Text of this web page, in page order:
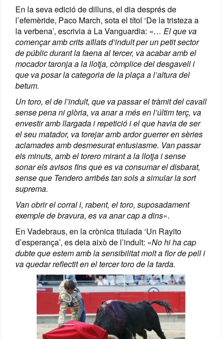
En la seva edició de dilluns, el dia després de
l’efemèride, Paco March, sota el títol ‘De la tristeza a
la verbena’, escrivia a La Vanguardia: «… El que va
començar amb crits aïllats d’indult per un petit sector
de públic durant la faena al tercer, va acabar amb el
mocador taronja a la llotja, còmplice del desgavell i
que va posar la categoria de la plaça a l’altura del
betum.
Un toro, el de l’indult, que va passar el tràmit del cavall
sense pena ni glòria, va anar a més en l’últim terç, va
envestir amb llargada i repetició i el que havia de ser
el seu matador, va torejar amb ardor guerrer en sèries
aclamades amb desmesurat entusiasme. Van passar
els minuts, amb el torero mirant a la llotja i sense
sonar els avisos fins que es va consumar el disbarat,
sense que Tendero arribés tan sols a simular la sort
suprema.
Van obrir el corral i, rabent, el toro, suposadament
exemple de bravura, es va anar cap a dins«.
En Vadebraus, en la crònica titulada ‘Un Rayito
d’esperança’, es deia això de l’indult: «No hi ha cap
dubte que estem amb la sensibilitat molt a flor de pell i
va quedar reflectit en el tercer toro de la tarda.